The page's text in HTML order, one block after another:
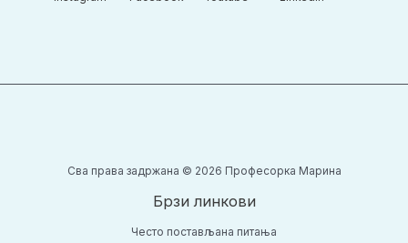
Сва права задржана © 2026 Професорка Марина
Брзи линкови
Често постављана питања